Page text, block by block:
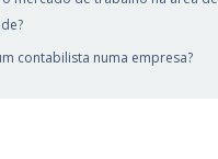
contabilista numa empresa?